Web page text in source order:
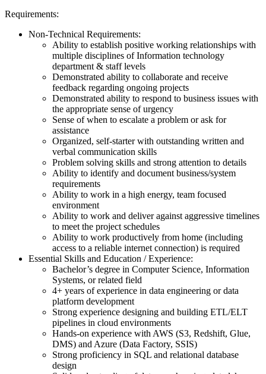
Requirements:
Non-Technical Requirements:
Ability to establish positive working relationships with
multiple disciplines of Information technology
department & staff levels
Demonstrated ability to collaborate and receive
feedback regarding ongoing projects
Demonstrated ability to respond to business issues with
the appropriate sense of urgency
Sense of when to escalate a problem or ask for
assistance
Organized, self-starter with outstanding written and
verbal communication skills
Problem solving skills and strong attention to details
Ability to identify and document business/system
requirements
Ability to work in a high energy, team focused
environment
Ability to work and deliver against aggressive timelines
to meet the project schedules
Ability to work productively from home (including
access to a reliable internet connection) is required
Essential Skills and Education / Experience:
Bachelor’s degree in Computer Science, Information
Systems, or related field
4+ years of experience in data engineering or data
platform development
Strong experience designing and building ETL/ELT
pipelines in cloud environments
Hands-on experience with AWS (S3, Redshift, Glue,
DMS) and Azure (Data Factory, SSIS)
Strong proficiency in SQL and relational database
design